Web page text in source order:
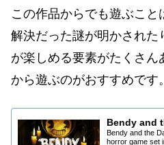
この作品からでも遊ぶこ
解決だった謎が明かされた
が楽しめる要素がたくさ
から遊ぶのがおすすめです。
Bendy and
Bendy and the
horror game set